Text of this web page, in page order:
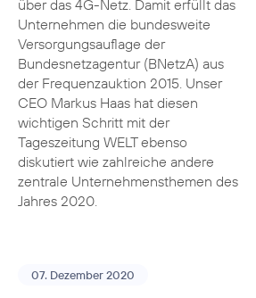
über das 4G-Netz. Damit erfüllt das
Unternehmen die bundesweite
Versorgungsauflage der
Bundesnetzagentur (BNetzA) aus
der Frequenzauktion 2015. Unser
CEO Markus Haas hat diesen
wichtigen Schritt mit der
Tageszeitung WELT ebenso
diskutiert wie zahlreiche andere
zentrale Unternehmensthemen des
Jahres 2020.
07. Dezember 2020